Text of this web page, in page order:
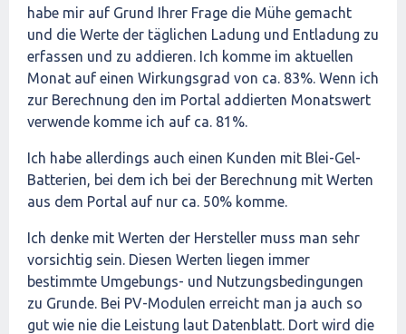
habe mir auf Grund Ihrer Frage die Mühe gemacht
und die Werte der täglichen Ladung und Entladung zu
erfassen und zu addieren. Ich komme im aktuellen
Monat auf einen Wirkungsgrad von ca. 83%. Wenn ich
zur Berechnung den im Portal addierten Monatswert
verwende komme ich auf ca. 81%.
Ich habe allerdings auch einen Kunden mit Blei-Gel-
Batterien, bei dem ich bei der Berechnung mit Werten
aus dem Portal auf nur ca. 50% komme.
Ich denke mit Werten der Hersteller muss man sehr
vorsichtig sein. Diesen Werten liegen immer
bestimmte Umgebungs- und Nutzungsbedingungen
zu Grunde. Bei PV-Modulen erreicht man ja auch so
gut wie nie die Leistung laut Datenblatt. Dort wird die